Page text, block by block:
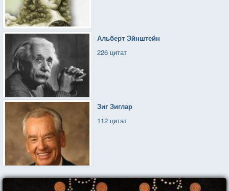
Альберт Эйнштейн
226 цитат
Зиг Зиглар
112 цитат